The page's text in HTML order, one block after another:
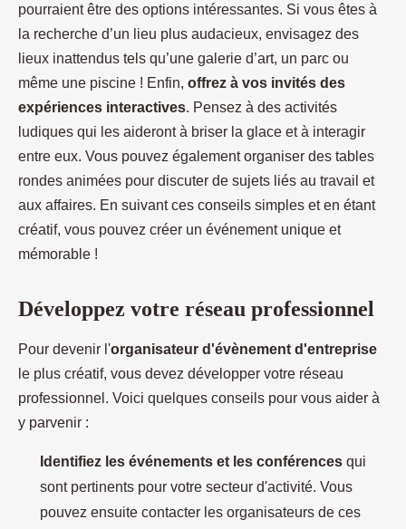
pourraient être des options intéressantes. Si vous êtes à
la recherche d’un lieu plus audacieux, envisagez des
lieux inattendus tels qu’une galerie d’art, un parc ou
même une piscine ! Enfin, offrez à vos invités des
expériences interactives. Pensez à des activités
ludiques qui les aideront à briser la glace et à interagir
entre eux. Vous pouvez également organiser des tables
rondes animées pour discuter de sujets liés au travail et
aux affaires. En suivant ces conseils simples et en étant
créatif, vous pouvez créer un événement unique et
mémorable !
Développez votre réseau professionnel
Pour devenir l'organisateur d'évènement d'entreprise
le plus créatif, vous devez développer votre réseau
professionnel. Voici quelques conseils pour vous aider à
y parvenir :
Identifiez les événements et les conférences qui
sont pertinents pour votre secteur d'activité. Vous
pouvez ensuite contacter les organisateurs de ces